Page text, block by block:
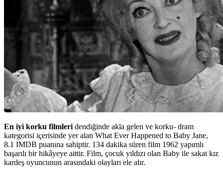
En iyi korku filmleri dendiğinde akla gelen ve korku- dram
kategorisi içerisinde yer alan What Ever Happened to Baby Jane,
8.1 IMDB puanına sahiptir. 134 dakika süren film 1962 yapımlı
başarılı bir hikâyeye aittir. Film, çocuk yıldızı olan Baby ile sakat kız
kardeş oyuncunun arasındaki olayları ele alır.